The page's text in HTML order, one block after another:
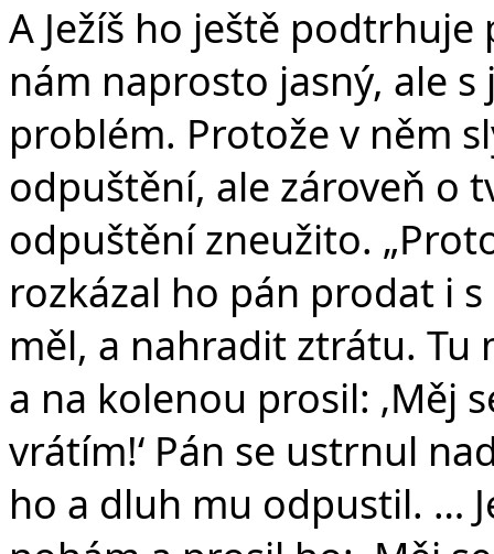
A Ježíš ho ještě
nám naprosto jasný, ale
problém. Protože v něm
odpuštění, ale zároveň o
odpuštění zneužito.
rozkázal ho pán prodat i
měl, a nahradit ztrátu.
a na kolenou prosil: ‚Měj
vrátím!‘ Pán se ustrnul
ho a dluh mu odpustil. …